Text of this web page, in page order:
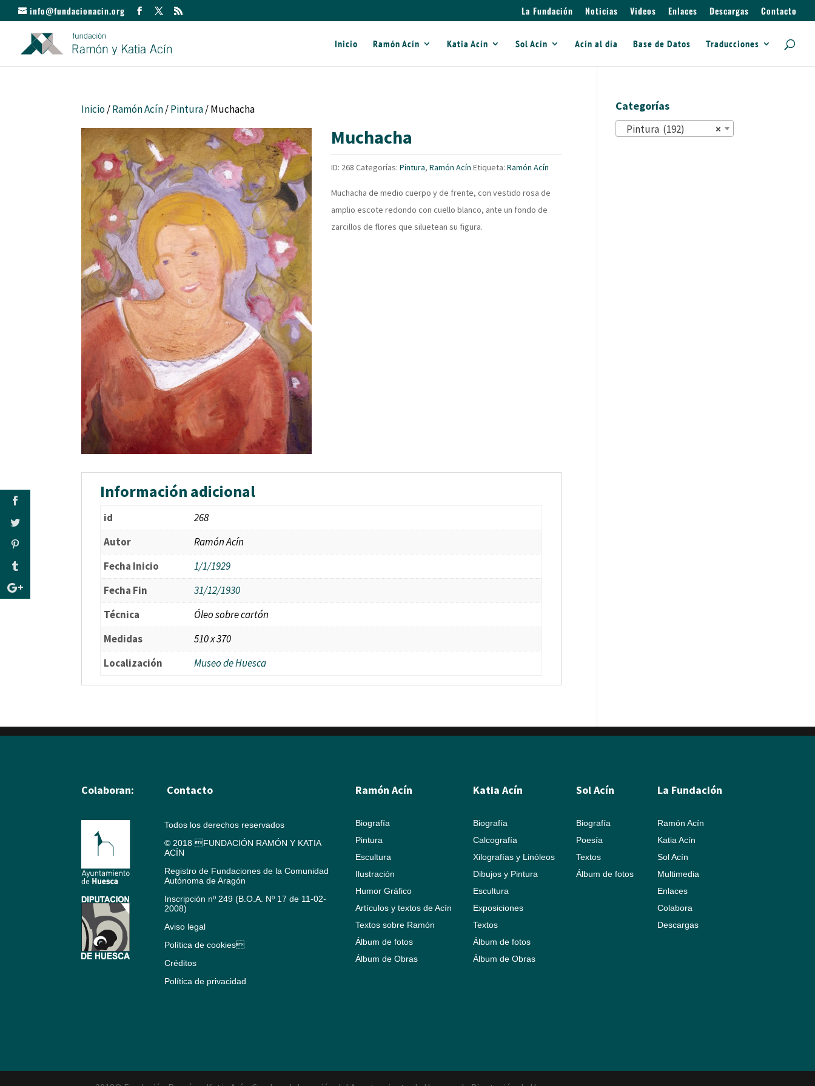
info@fundacionacin.org La Fundación Noticias Videos Enlaces Descargas Contacto
Inicio Ramón Acín Katia Acín Sol Acín Acín al día Base de Datos Traducciones
Inicio/Ramón Acín/Pintura/ Muchacha
Muchacha
ID: 268 Categorías:Pintura,Ramón Acín Etiqueta:Ramón Acín
Muchacha de medio cuerpo y de frente, con vestido rosa de
amplio escote redondo con cuello blanco, ante un fondo de
zarcillos de flores que siluetean su figura.
Información adicional
id
268
Autor
Ramón Acín
Fecha Inicio
1/1/1929
Fecha Fin
31/12/1930
Técnica
Óleo sobre cartón
Medidas
510 x 370
Localización
Museo de Huesca
Categorías
×
Pintura (192)
Colaboran: Contacto
Todos los derechos reservados
© 2018 FUNDACIÓN RAMÓN Y KATIA
ACÍN
Registro de Fundaciones de la Comunidad
Autónoma de Aragón
Inscripción nº 249 (B.O.A. Nº 17 de 11-02-
2008)
Aviso legal
Política de cookies
Créditos
Política de privacidad
Ramón Acín
Biografía
Pintura
Escultura
Ilustración
Humor Gráfico
Artículos y textos de Acín
Textos sobre Ramón
Álbum de fotos
Álbum de Obras
Katia Acín
Biografía
Calcografía
Xilografías y Linóleos
Dibujos y Pintura
Escultura
Exposiciones
Textos
Álbum de fotos
Álbum de Obras
Sol Acín
Biografía
Poesía
Textos
Álbum de fotos
La Fundación
Ramón Acín
Katia Acín
Sol Acín
Multimedia
Enlaces
Colabora
Descargas